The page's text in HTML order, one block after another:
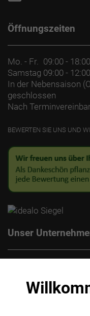
Öffnungszeiten
Mo. - Fr. 09:00 -
Samstag 09:00 -
In der Nebensaison
geschlossen
Nach
BEWERTEN SIE UNS UND
Unser
Datenschutz